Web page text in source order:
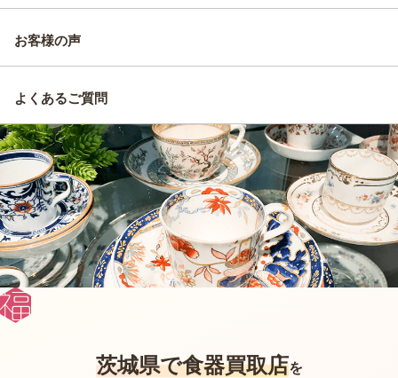
お客様の声
よくあるご質問
茨城県で食器買取店を